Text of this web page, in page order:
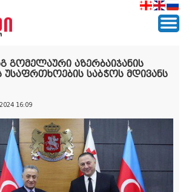
გომელაური აზერბაიჯანის
უსაფრთხოების საბჭოს მდივანს
16:09